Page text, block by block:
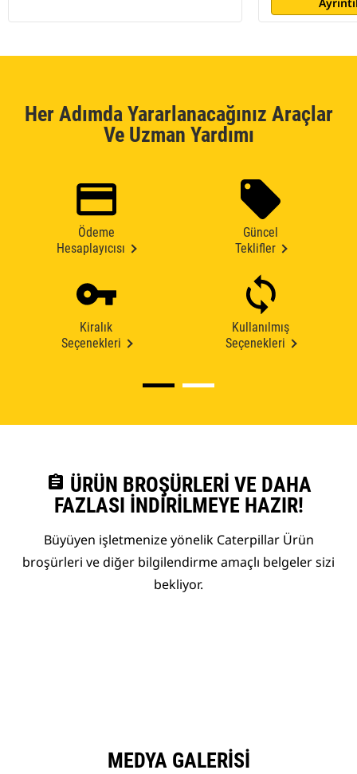
Her Adımda Yararlanacağınız Araçlar
Ve Uzman Yardımı
Ödeme
Hesaplayıcısı
Güncel
Teklifler
Kiralık
Seçenekleri
Kullanılmış
Seçenekleri
assignment ÜRÜN BROŞÜRLERI VE DAHA
FAZLASI İNDIRILMEYE HAZIR!
Büyüyen işletmenize yönelik Caterpillar Ürün
broşürleri ve diğer bilgilendirme amaçlı belgeler sizi
bekliyor.
MEDYA GALERISI